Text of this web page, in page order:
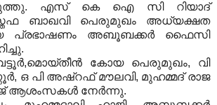
എസ് കെ ഐ സി റിയാദ്
ബാഖവി പെരുമുഖം അധ്യക്ഷത
പ്രഭാഷണം അബൂബക്കര്‍ ഫൈസി
കോയ പെരുമുഖം, വി
ഒ പി അഷ്‌റഫ് മൗലവി, മുഹമ്മദ് രാജ
ആശംസകള്‍ നേര്‍ന്നു.